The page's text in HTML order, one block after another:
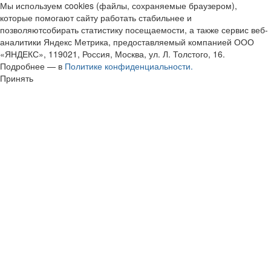
Мы используем cookies (файлы, сохраняемые браузером),
которые помогают сайту работать стабильнее и
позволяютсобирать статистику посещаемости, а также сервис веб-
аналитики Яндекс Метрика, предоставляемый компанией ООО
«ЯНДЕКС», 119021, Россия, Москва, ул. Л. Толстого, 16.
Подробнее — в Политике конфиденциальности.
Принять